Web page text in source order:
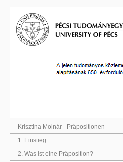
Krisztina Molnár - Präpositionen
1. Einstieg
2. Was ist eine Präposition?